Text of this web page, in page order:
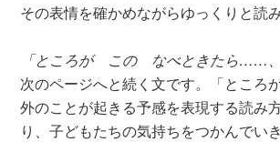
その表情を確かめながらゆっくりと読
「ところが この なべときたら……、
次のページへと続く文です。「ところ
外のことが起きる予感を表現する読み
り、子どもたちの気持ちをつかんでい